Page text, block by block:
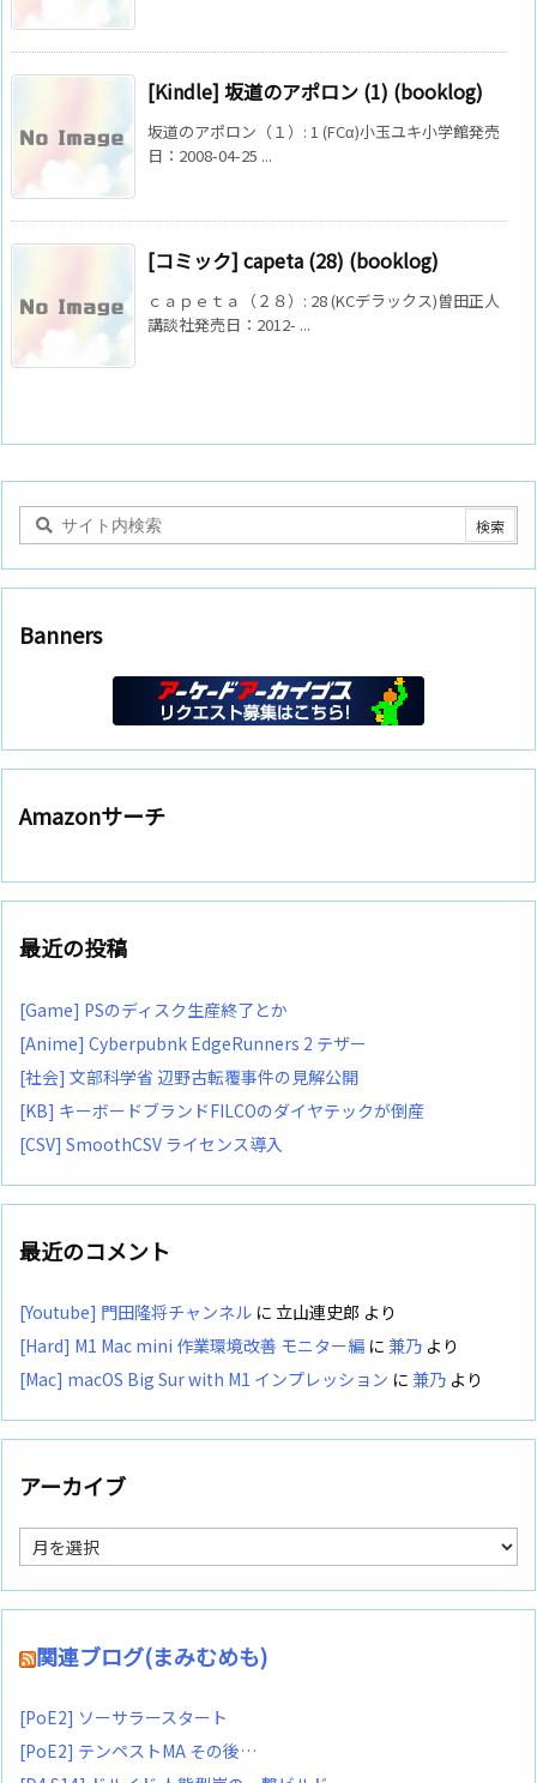
[Kindle] 坂道のアポロン (1) (booklog)
坂道のアポロン（１）: 1 (FCα)小玉ユキ小学館発売
日：2008-04-25 ...
[コミック] capeta (28) (booklog)
ｃａｐｅｔａ（２８）: 28 (KCデラックス)曽田正人
講談社発売日：2012- ...
Banners
Amazonサーチ
最近の投稿
[Game] PSのディスク生産終了とか
[Anime] Cyberpubnk EdgeRunners 2 テザー
[社会] 文部科学省 辺野古転覆事件の見解公開
[KB] キーボードブランドFILCOのダイヤテックが倒産
[CSV] SmoothCSV ライセンス導入
最近のコメント
[Youtube] 門田隆将チャンネル に 立山連史郎 より
[Hard] M1 Mac mini 作業環境改善 モニター編 に 兼乃 より
[Mac] macOS Big Sur with M1 インプレッション に 兼乃 より
アーカイブ
ア
ー
カ
イ
関連ブログ(まみむめも)
[PoE2] ソーサラースタート
[PoE2] テンペストMA その後…